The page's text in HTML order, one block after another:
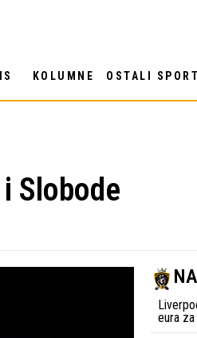
KOLUMNE OSTALI
Slobode
eura